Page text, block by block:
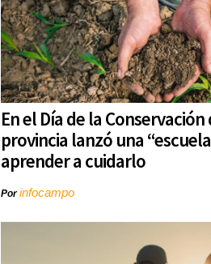
En el Día de la
provincia lanzó una
aprender a cuidarlo
Porinfocampo